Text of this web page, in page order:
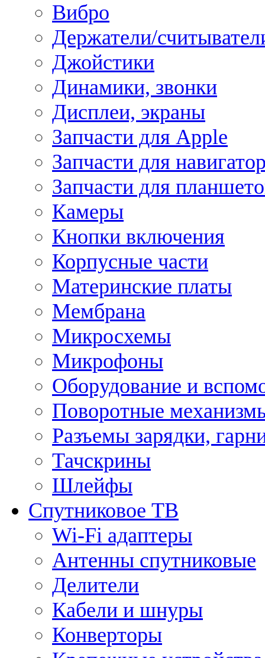
Вибро
Держатели/
Джойстики
Динамики, звонки
Дисплеи, экраны
Запчасти для Apple
Запчасти для
Запчасти для
Камеры
Кнопки включения
Корпусные части
Материнские платы
Мембрана
Микросхемы
Микрофоны
Оборудование и
Поворотные
Разъемы зарядки,
Тачскрины
Шлейфы
Спутниковое ТВ
Wi-Fi адаптеры
Антенны спутниковые
Делители
Кабели и шнуры
Конверторы